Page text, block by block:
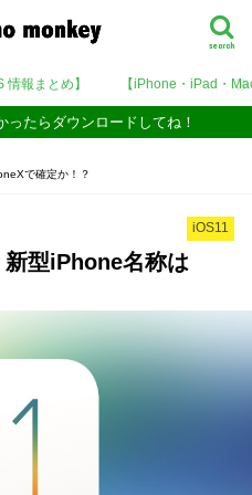
search
情報まとめ】 【iPhone・iPad・
たらダウンロードしてね！
で確定か！？
iOS11
型iPhone名称は